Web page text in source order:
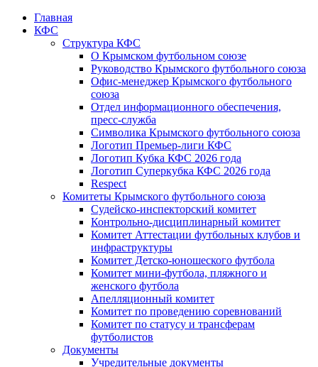
Главная
КФС
Структура КФС
О Крымском футбольном союзе
Руководство Крымского футбольного союза
Офис-менеджер Крымского футбольного
союза
Отдел информационного обеспечения,
пресс-служба
Символика Крымского футбольного союза
Логотип Премьер-лиги КФС
Логотип Кубка КФС 2026 года
Логотип Суперкубка КФС 2026 года
Respect
Комитеты Крымского футбольного союза
Судейско-инспекторский комитет
Контрольно-дисциплинарный комитет
Комитет Аттестации футбольных клубов и
инфраструктуры
Комитет Детско-юношеского футбола
Комитет мини-футбола, пляжного и
женского футбола
Апелляционный комитет
Комитет по проведению соревнований
Комитет по статусу и трансферам
футболистов
Документы
Учредительные документы